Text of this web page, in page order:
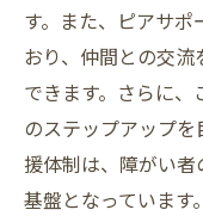
地域密着
多様な選
す。また、ピアサ
おり、仲間との交
できます。さらに
のステップアップ
援体制は、障がい
基盤となっています。